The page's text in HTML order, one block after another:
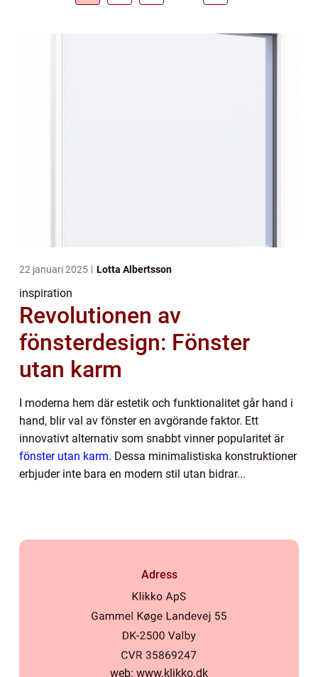
22 januari 2025 Lotta Albertsson
inspiration
Revolutionen av
fönsterdesign: Fönster
utan karm
I moderna hem där estetik och funktionalitet går hand i
hand, blir val av fönster en avgörande faktor. Ett
innovativt alternativ som snabbt vinner popularitet är
fönster utan karm. Dessa minimalistiska konstruktioner
erbjuder inte bara en modern stil utan bidrar...
Adress
web: www.klikko.dk